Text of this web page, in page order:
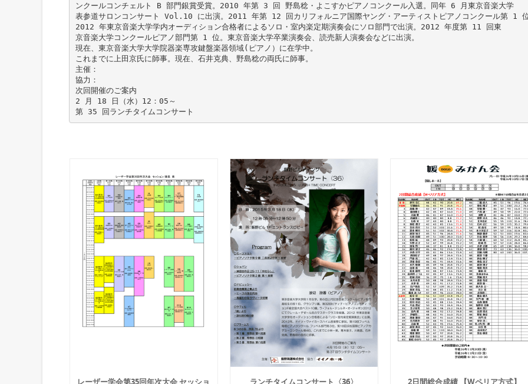
ンクールコンチェルト B 部門銀賞受賞。2010 年第 3 回 野島稔・よこすかピアノコンクール入選。同年 6 月東京音楽大学
表参道サロンコンサート Vol.10 に出演。2011 年第 12 回カリフォルニア国際ヤング・アーティストピアノコンクール第 1
2012 年東京音楽大学学内オーディション合格者によるソロ・室内楽定期演奏会にソロ部門で出演。2012 年度第 11 回東
京音楽大学コンクールピアノ部門第 1 位。東京音楽大学卒業演奏会、読売新人演奏会などに出演。
現在、東京音楽大学大学院器楽専攻鍵盤楽器領域(ピアノ）に在学中。
これまでに上田京氏に師事。現在、石井克典、野島稔の両氏に師事。
主催：
協力：
次回開催のご案内
2 月 18 日（水）12：05～
レーザー学会第35回年次大会 セッショ ランチタイムコンサート〈36〉 2日間総合成績 【Wペリア方式】